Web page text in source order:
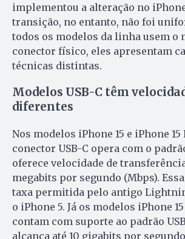
implementou a alteração no iPhone
transição, no entanto, não foi
todos os modelos da linha usem o
conector físico, eles apresentam
técnicas distintas.
Modelos USB-C têm
diferentes
Nos modelos iPhone 15 e iPhone 15
conector USB-C opera com o
oferece velocidade de
megabits por segundo (Mbps).
taxa permitida pelo antigo
o iPhone 5. Já os modelos iPhone
contam com suporte ao padrão USB
alcança até 10 gigabits por